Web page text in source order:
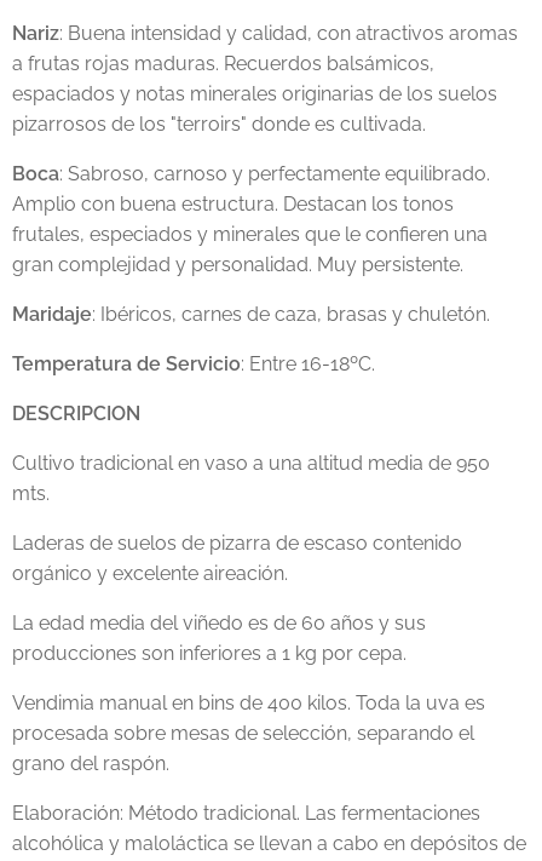
Nariz: Buena intensidad y calidad, con atractivos aromas
a frutas rojas maduras. Recuerdos balsámicos,
espaciados y notas minerales originarias de los suelos
pizarrosos de los "terroirs" donde es cultivada.
Boca: Sabroso, carnoso y perfectamente equilibrado.
Amplio con buena estructura. Destacan los tonos
frutales, especiados y minerales que le confieren una
gran complejidad y personalidad. Muy persistente.
Maridaje: Ibéricos, carnes de caza, brasas y chuletón.
Temperatura de Servicio: Entre 16-18ºC.
DESCRIPCION
Cultivo tradicional en vaso a una altitud media de 950
mts.
Laderas de suelos de pizarra de escaso contenido
orgánico y excelente aireación.
La edad media del viñedo es de 60 años y sus
producciones son inferiores a 1 kg por cepa.
Vendimia manual en bins de 400 kilos. Toda la uva es
procesada sobre mesas de selección, separando el
grano del raspón.
Elaboración: Método tradicional. Las fermentaciones
alcohólica y maloláctica se llevan a cabo en depósitos de